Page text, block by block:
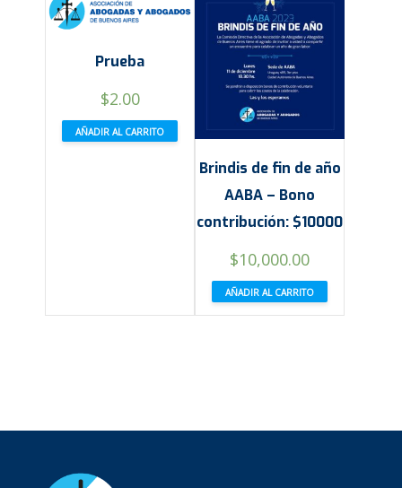
Prueba
$2.00
AÑADIR AL CARRITO
Brindis de fin de año
AABA – Bono
contribución: $10000
$10,000.00
AÑADIR AL CARRITO